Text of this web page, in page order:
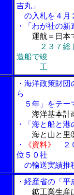
吉丸」
の入札を４月
・「わが社の新
運航＝日本
２３７
造船で竣
工
・海洋政策財
ら
５年」をテー
海洋基本計
・「海と船と
海と山と
・
《資料》
２
位５０社
の輸送実績推
・経産省の「
鉱工業生産